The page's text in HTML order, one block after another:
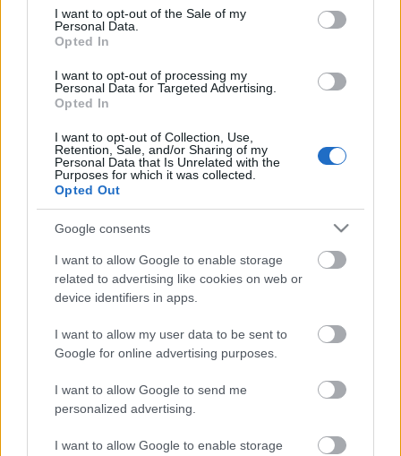
consent section.
I want to opt-out of the Sale of my
Personal Data.
Opted In
I want to opt-out of processing my
Personal Data for Targeted Advertising.
Opted In
I want to opt-out of Collection, Use,
Retention, Sale, and/or Sharing of my
Personal Data that Is Unrelated with the
Purposes for which it was collected.
Opted Out
Google consents
I want to allow Google to enable storage
related to advertising like cookies on web or
device identifiers in apps.
I want to allow my user data to be sent to
Google for online advertising purposes.
I want to allow Google to send me
personalized advertising.
I want to allow Google to enable storage
2012 - Medvegyev vs. Putyin
leghiteltelenebb ügyvédje
Nem kell az orosz segítség?
BОТ ТАК